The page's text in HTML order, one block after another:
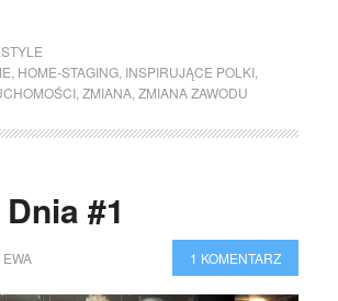
HOME-STAGING, INSPIRUJĄCE POLKI,
, ZMIANA, ZMIANA ZAWODU
#1
EWA 1 KOMENTARZ